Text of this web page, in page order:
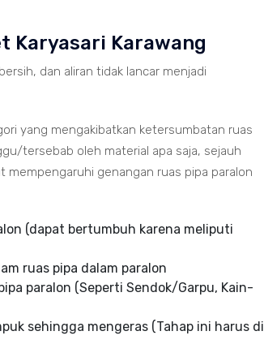
Karyasari Karawang
dan aliran tidak lancar menjadi
yang mengakibatkan ketersumbatan ruas
tersebab oleh material apa saja, sejauh
mempengaruhi genangan ruas pipa paralon
(dapat bertumbuh karena meliputi
ruas pipa dalam paralon
paralon (Seperti Sendok/Garpu, Kain-
sehingga mengeras (Tahap ini harus di